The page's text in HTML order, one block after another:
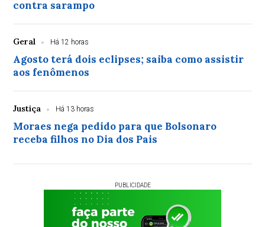
contra sarampo
Geral Há 12 horas
Agosto terá dois eclipses; saiba como assistir
aos fenômenos
Justiça Há 13 horas
Moraes nega pedido para que Bolsonaro
receba filhos no Dia dos Pais
PUBLICIDADE